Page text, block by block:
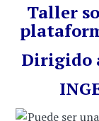
Taller
Dirigido